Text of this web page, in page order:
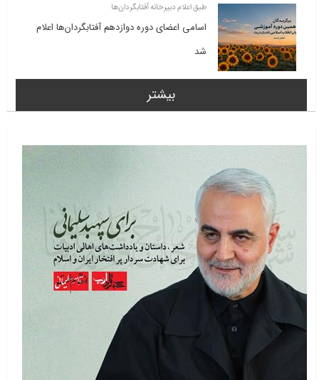
طبق اعلام دبیرخانه آفتابگردان‌ها
اسامی اعضای دوره دوازدهم آفتابگردان‌ها اعلام
شد
بیشتر